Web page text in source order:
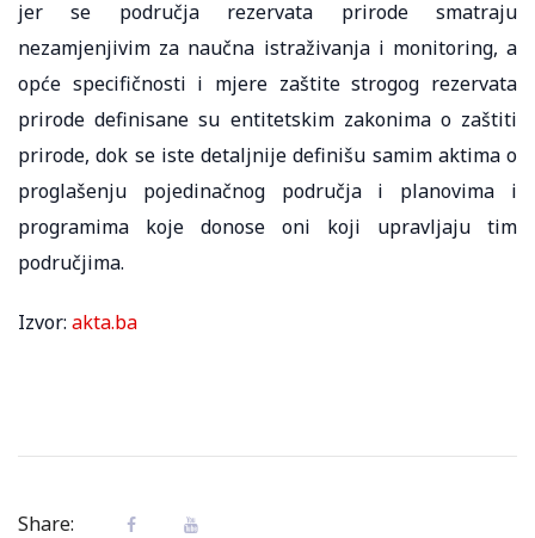
jer se područja rezervata prirode smatraju
nezamjenjivim za naučna istraživanja i monitoring, a
opće specifičnosti i mjere zaštite strogog rezervata
prirode definisane su entitetskim zakonima o zaštiti
prirode, dok se iste detaljnije definišu samim aktima o
proglašenju pojedinačnog područja i planovima i
programima koje donose oni koji upravljaju tim
područjima.
Izvor: akta.ba
Share: